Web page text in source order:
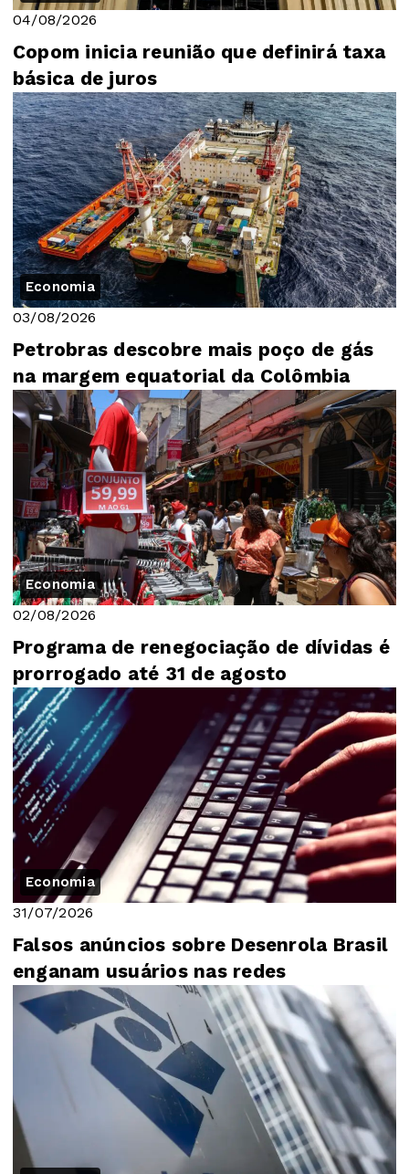
04/08/2026
Copom inicia reunião que definirá taxa
básica de juros
Economia
03/08/2026
Petrobras descobre mais poço de gás
na margem equatorial da Colômbia
Economia
02/08/2026
Programa de renegociação de dívidas é
prorrogado até 31 de agosto
Economia
31/07/2026
Falsos anúncios sobre Desenrola Brasil
enganam usuários nas redes